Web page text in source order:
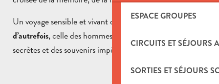
ESPACE GROUPES
CIRCUITS ET SÉJOURS
SORTIES ET SÉJOURS
Un voyage sensible et vivant dans
la Provence
d’autrefois, celle des hommes simples, des collines
secrètes et des souvenirs impérissables.